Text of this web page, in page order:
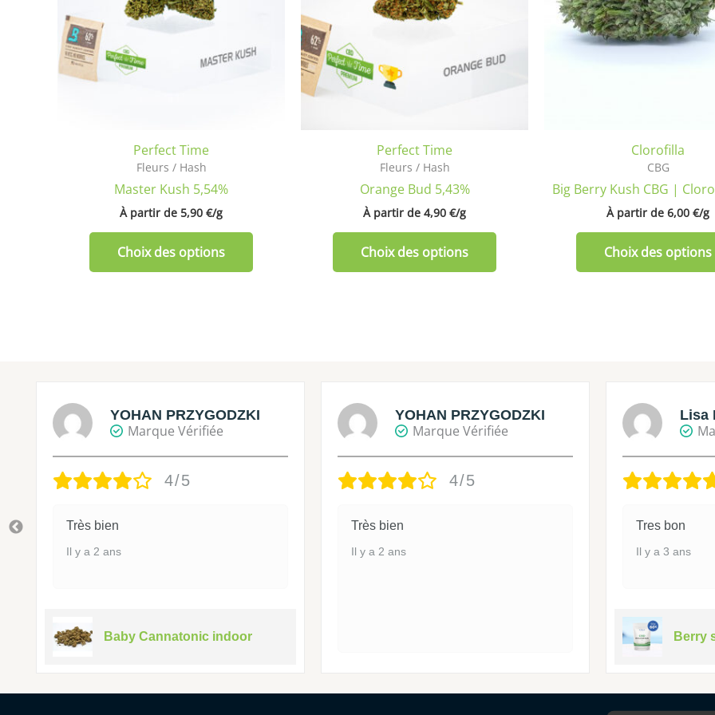
Perfect Time
Fleurs / Hash
Master Kush 5,54%
À partir de 5,90 €/g
Choix des options
peuvent
Perfect Time
Fleurs / Hash
Orange Bud 5,43%
À partir de 4,90 €/g
Choix des options
peuvent
Clorofilla
CBG
Big Berry Kush CBG |
À partir de 6,00 €/g
Choix des options
YOHAN PRZYGODZKI
Marque Vérifiée
4/5
Très bien
Il y a 2 ans
Baby Cannatonic indoor
YOHAN PRZYGODZKI
Marque Vérifiée
4/5
Très bien
Il y a 2 ans
Lisa
Tres bon
Il y a 3 ans
Berry